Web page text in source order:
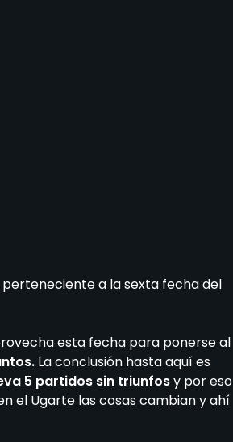
perteneciente a la sexta fecha del
esta fecha para ponerse al
La conclusión hasta aquí es
5 partidos sin triunfosy por eso
el Ugarte las cosas cambian y ahí